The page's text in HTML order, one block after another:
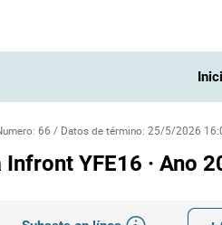
:66 / Datos de término:25/5/2026
YFE16 · Ano